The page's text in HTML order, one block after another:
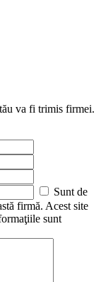
va fi trimis firmei.
Sunt de
firmă. Acest site
sunt